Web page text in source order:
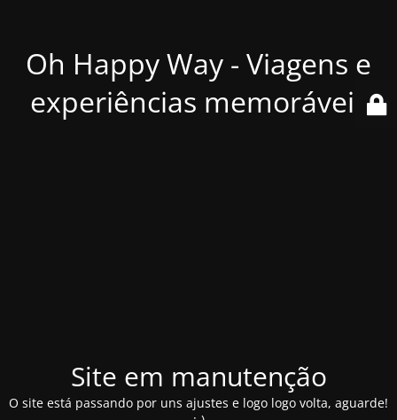
Oh Happy Way - Viagens e
experiências memoráveis
Site em manutenção
O site está passando por uns ajustes e logo logo volta, aguarde!